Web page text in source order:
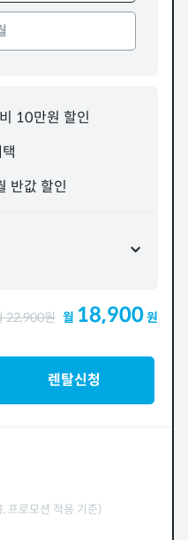
10만원 할인
반값 할인
22,900원 월 18,900원
렌탈신청
프로모션 적용 기준)